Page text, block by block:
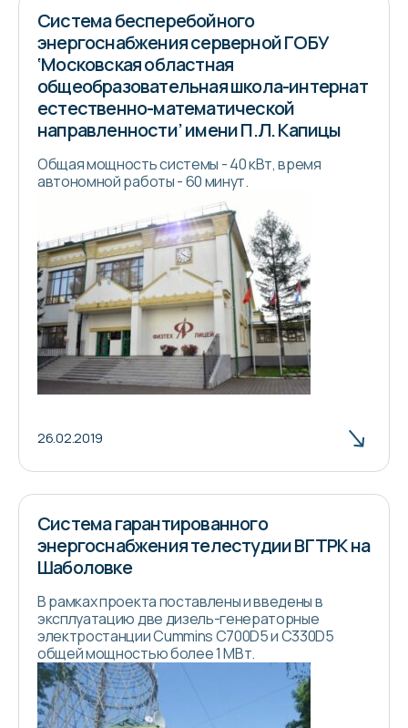
Система бесперебойного
энергоснабжения серверной ГОБУ
‘Московская областная
общеобразовательная школа-интернат
естественно-математической
направленности’ имени П.Л. Капицы
Общая мощность системы - 40 кВт, время
автономной работы - 60 минут.
26.02.2019
Система гарантированного
энергоснабжения телестудии ВГТРК на
Шаболовке
В рамках проекта поставлены и введены в
эксплуатацию две дизель-генераторные
электростанции Cummins C700D5 и C330D5
общей мощностью более 1 МВт.